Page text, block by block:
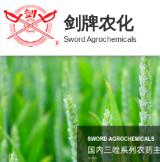
剑牌农化
Sword Agrochemicals